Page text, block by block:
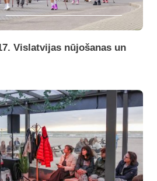
Vislatvijas nūjošanas un